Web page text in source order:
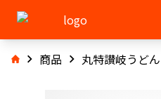
商品 丸特讃岐うどん